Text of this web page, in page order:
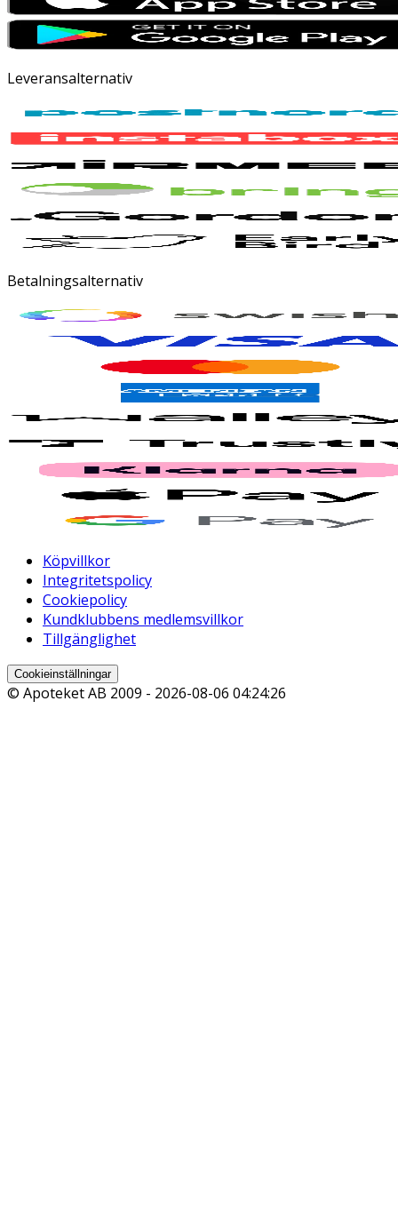
Leveransalternativ
Betalningsalternativ
Köpvillkor
Integritetspolicy
Cookiepolicy
Kundklubbens medlemsvillkor
Tillgänglighet
Cookieinställningar
© Apoteket AB 2009 - 2026-08-06 04:24:26